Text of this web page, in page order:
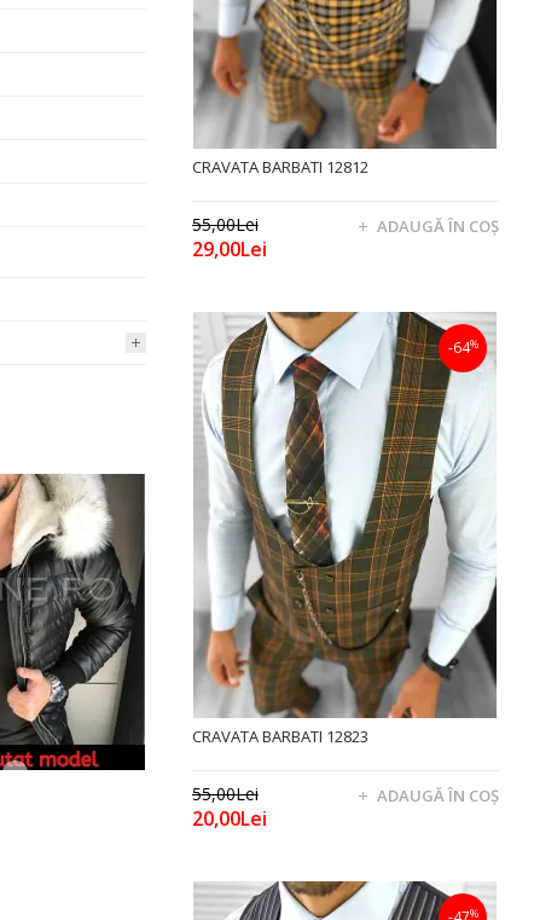
CRAVATA BARBATI 12812
55,00Lei
29,00Lei
ADAUGĂ ÎN COŞ
-64%
CRAVATA BARBATI 12823
55,00Lei
20,00Lei
ADAUGĂ ÎN COŞ
%